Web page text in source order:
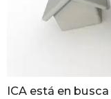
ICA está en